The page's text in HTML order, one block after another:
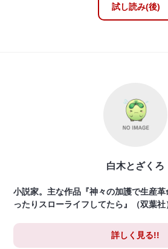
試し読み(後)
白木とざくろ
小説家。主な作品『神々の加護で生産
ったりスローライフしてたら』（双葉社
詳しく見る!!